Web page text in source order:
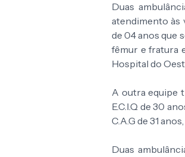
Duas
atendimento às
de 04 anos que
fêmur e fratura
Hospital do
A outra equipe
E.C.I.Q de 30
C.A.G de 31
Duas